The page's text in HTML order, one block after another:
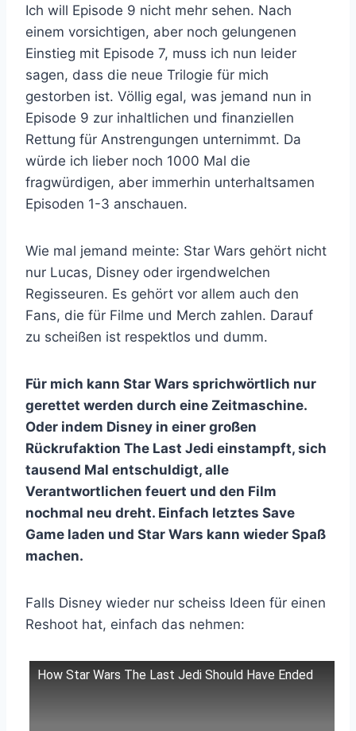
Ich will Episode 9 nicht mehr sehen. Nach
einem vorsichtigen, aber noch gelungenen
Einstieg mit Episode 7, muss ich nun leider
sagen, dass die neue Trilogie für mich
gestorben ist. Völlig egal, was jemand nun in
Episode 9 zur inhaltlichen und finanziellen
Rettung für Anstrengungen unternimmt. Da
würde ich lieber noch 1000 Mal die
fragwürdigen, aber immerhin unterhaltsamen
Episoden 1-3 anschauen.
Wie mal jemand meinte: Star Wars gehört nicht
nur Lucas, Disney oder irgendwelchen
Regisseuren. Es gehört vor allem auch den
Fans, die für Filme und Merch zahlen. Darauf
zu scheißen ist respektlos und dumm.
Für mich kann Star Wars sprichwörtlich nur
gerettet werden durch eine Zeitmaschine.
Oder indem Disney in einer großen
Rückrufaktion The Last Jedi einstampft, sich
tausend Mal entschuldigt, alle
Verantwortlichen feuert und den Film
nochmal neu dreht. Einfach letztes Save
Game laden und Star Wars kann wieder Spaß
machen.
Falls Disney wieder nur scheiss Ideen für einen
Reshoot hat, einfach das nehmen:
How Star Wars The Last Jedi Should Have Ended